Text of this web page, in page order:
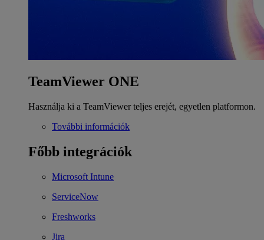
TeamViewer ONE
Használja ki a TeamViewer teljes erejét, egyetlen platformon.
További információk
Főbb integrációk
Microsoft Intune
ServiceNow
Freshworks
Jira